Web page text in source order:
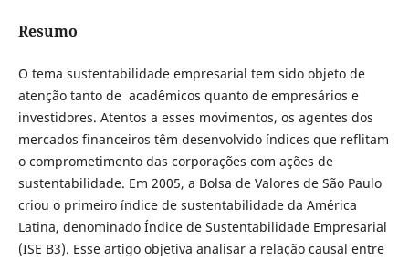
Resumo
O tema sustentabilidade empresarial tem sido objeto de
atenção tanto de acadêmicos quanto de empresários e
investidores. Atentos a esses movimentos, os agentes dos
mercados financeiros têm desenvolvido índices que reflitam
o comprometimento das corporações com ações de
sustentabilidade. Em 2005, a Bolsa de Valores de São Paulo
criou o primeiro índice de sustentabilidade da América
Latina, denominado Índice de Sustentabilidade Empresarial
(ISE B3). Esse artigo objetiva analisar a relação causal entre